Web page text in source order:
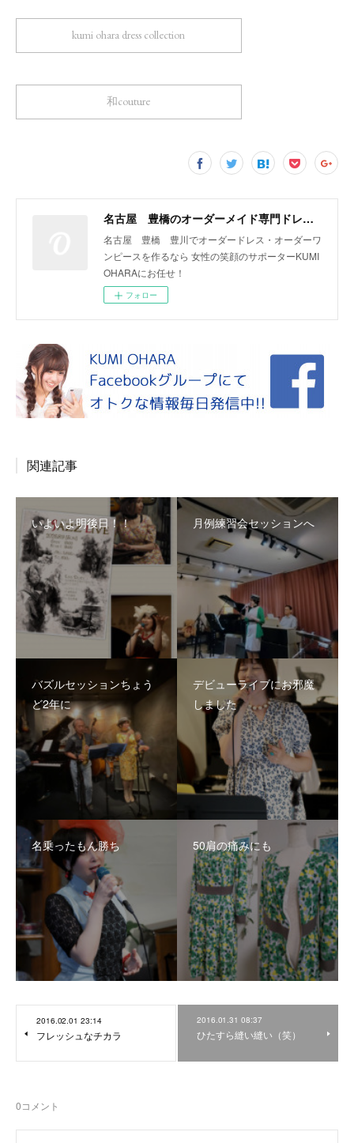
kumi ohara dress collection
和couture
名古屋 豊橋のオーダーメイド専門ドレスデザイナー KUMI OHARA
名古屋 豊橋 豊川でオーダードレス・オーダーワ
ンピースを作るなら 女性の笑顔のサポーターKUMI
OHARAにお任せ！
フォロー
関連記事
いよいよ明後日！！ 月例練習会セッションへ
バズルセッションちょう
ど2年に
デビューライブにお邪魔
しました
名乗ったもん勝ち 50肩の痛みにも
2016.02.01 23:14
フレッシュなチカラ
2016.01.31 08:37
ひたすら縫い縫い（笑）
0コメント